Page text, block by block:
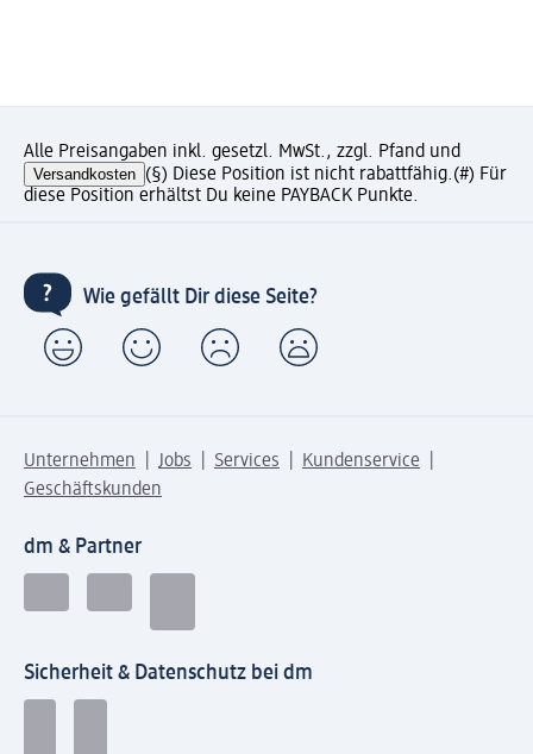
Alle Preisangaben inkl. gesetzl. MwSt., zzgl. Pfand und
Versandkosten (§) Diese Position ist nicht rabattfähig.(#) Für
diese Position erhältst Du keine PAYBACK Punkte.
Wie gefällt Dir diese Seite?
Unternehmen Jobs Services
Kundenservice
Geschäftskunden
dm & Partner
Sicherheit & Datenschutz bei dm